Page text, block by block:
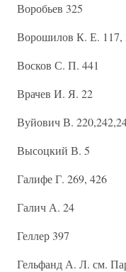
Воробьев 325
Ворошилов К. Е. 117,
Восков С. П. 441
Врачев И. Я. 22
Вуйович В.
Высоцкий В. 5
Галифе Г. 269, 426
Галич А. 24
Геллер 397
Гельфанд А. Л. см.